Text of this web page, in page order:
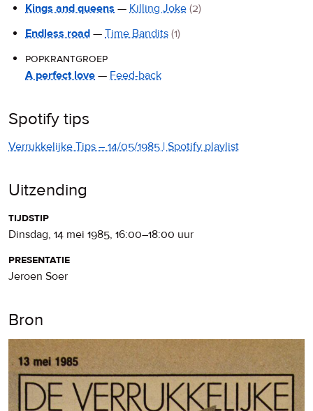
Kings and queens — Killing Joke (2)
Endless road — Time Bandits (1)
popkrantgroep
A perfect love — Feed-back
Spotify tips
Verrukkelijke Tips – 14/05/1985 | Spotify playlist
Uitzending
tijdstip
dinsdag, 14 mei 1985, 16:00–18:00 uur
presentatie
Jeroen Soer
Bron